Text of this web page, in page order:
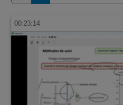
00:23:14